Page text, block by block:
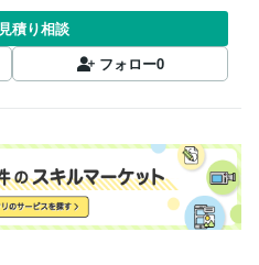
積り相談
フォロー0